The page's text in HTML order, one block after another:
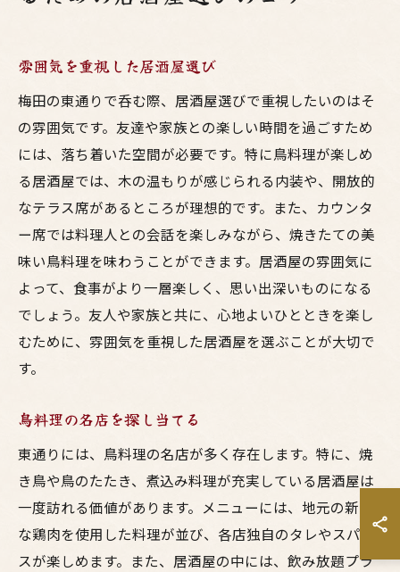
雰囲気を重視した居酒屋選び
梅田の東通りで呑む際、居酒屋選びで重視したいのはそ
の雰囲気です。友達や家族との楽しい時間を過ごすため
には、落ち着いた空間が必要です。特に鳥料理が楽しめ
る居酒屋では、木の温もりが感じられる内装や、開放的
なテラス席があるところが理想的です。また、カウンタ
ー席では料理人との会話を楽しみながら、焼きたての美
味い鳥料理を味わうことができます。居酒屋の雰囲気に
よって、食事がより一層楽しく、思い出深いものになる
でしょう。友人や家族と共に、心地よいひとときを楽し
むために、雰囲気を重視した居酒屋を選ぶことが大切で
す。
鳥料理の名店を探し当てる
東通りには、鳥料理の名店が多く存在します。特に、焼
き鳥や鳥のたたき、煮込み料理が充実している居酒屋は
一度訪れる価値があります。メニューには、地元の新鮮
な鶏肉を使用した料理が並び、各店独自のタレやスパイ
スが楽しめます。また、居酒屋の中には、飲み放題プラ